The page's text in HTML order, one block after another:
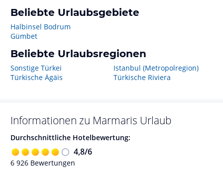
Beliebte Urlaubsgebiete
Halbinsel Bodrum
Gümbet
Beliebte Urlaubsregionen
Sonstige Türkei
Türkische Ägäis
Istanbul (Metropolregion)
Türkische Riviera
Informationen zu Marmaris Urlaub
Durchschnittliche Hotelbewertung:
4,8/6
6 926 Bewertungen